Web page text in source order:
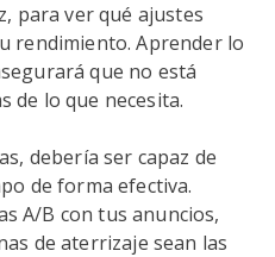
para ver qué ajustes
rendimiento. Aprender lo
que no está
de lo que necesita.
debería ser capaz de
de forma efectiva.
A/B con tus anuncios,
de aterrizaje sean las